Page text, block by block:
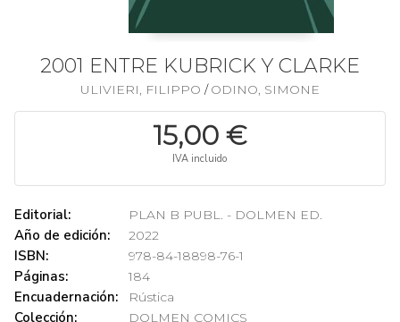
2001 ENTRE KUBRICK Y CLARKE
ULIVIERI, FILIPPO /ODINO, SIMONE
15,00 €
IVA incluido
Editorial: PLAN B PUBL. - DOLMEN ED.
Año de edición: 2022
ISBN: 978-84-18898-76-1
Páginas: 184
Encuadernación: Rústica
Colección: DOLMEN COMICS